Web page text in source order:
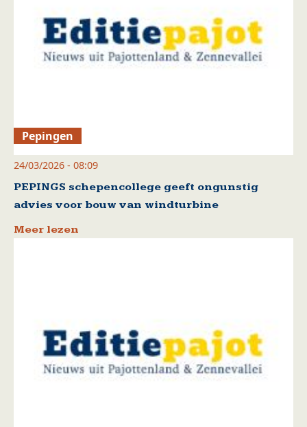
Pepingen
24/03/2026 - 08:09
PEPINGS schepencollege geeft ongunstig
advies voor bouw van windturbine
Meer lezen